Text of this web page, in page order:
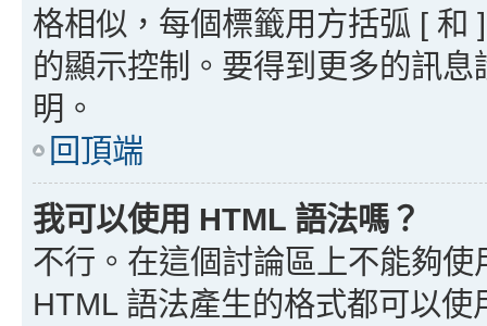
格相似，每個標籤用方括弧 [ 和
的顯示控制。要得到更多的訊
明。
回頂端
我可以使用 HTML 語法嗎？
不行。在這個討論區上不能夠
HTML 語法產生的格式都可以